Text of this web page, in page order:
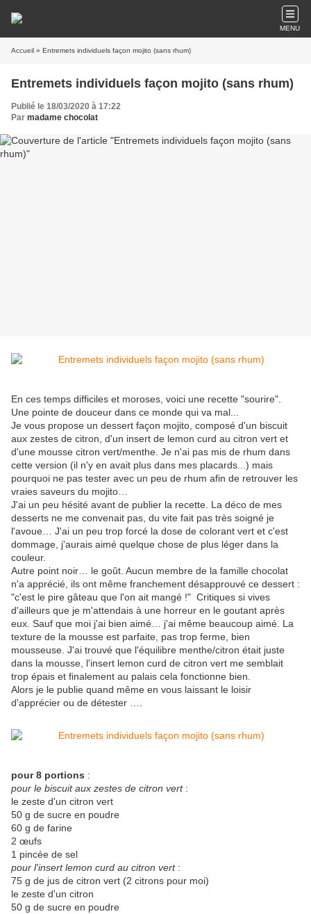
MENU
Accueil » Entremets individuels façon mojito (sans rhum)
Entremets individuels façon mojito (sans rhum)
Publié le 18/03/2020 à 17:22
Par madame chocolat
En ces temps difficiles et moroses, voici une recette "sourire".
Une pointe de douceur dans ce monde qui va mal...
Je vous propose un dessert façon mojito, composé d'un biscuit
aux zestes de citron, d'un insert de lemon curd au citron vert et
d'une mousse citron vert/menthe. Je n'ai pas mis de rhum dans
cette version (il n'y en avait plus dans mes placards...) mais
pourquoi ne pas tester avec un peu de rhum afin de retrouver les
vraies saveurs du mojito…
J'ai un peu hésité avant de publier la recette. La déco de mes
desserts ne me convenait pas, du vite fait pas très soigné je
l'avoue… J'ai un peu trop forcé la dose de colorant vert et c'est
dommage, j'aurais aimé quelque chose de plus léger dans la
couleur.
Autre point noir… le goût. Aucun membre de la famille chocolat
n'a apprécié, ils ont même franchement désapprouvé ce dessert :
"c'est le pire gâteau que l'on ait mangé !" Critiques si vives
d'ailleurs que je m'attendais à une horreur en le goutant après
eux. Sauf que moi j'ai bien aimé… j'ai même beaucoup aimé. La
texture de la mousse est parfaite, pas trop ferme, bien
mousseuse. J'ai trouvé que l'équilibre menthe/citron était juste
dans la mousse, l'insert lemon curd de citron vert me semblait
trop épais et finalement au palais cela fonctionne bien.
Alors je le publie quand même en vous laissant le loisir
d'apprécier ou de détester ….
pour 8 portions :
pour le biscuit aux zestes de citron vert:
le zeste d'un citron vert
50 g de sucre en poudre
60 g de farine
2 œufs
1 pincée de sel
pour l'insert lemon curd au citron vert:
75 g de jus de citron vert (2 citrons pour moi)
le zeste d'un citron
50 g de sucre en poudre